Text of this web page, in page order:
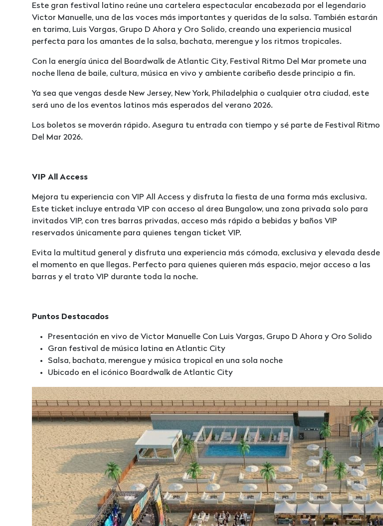
Este gran festival latino reúne una cartelera espectacular encabezada por el legendario
Victor Manuelle, una de las voces más importantes y queridas de la salsa. También estarán
en tarima, Luis Vargas, Grupo D Ahora y Oro Solido, creando una experiencia musical
perfecta para los amantes de la salsa, bachata, merengue y los ritmos tropicales.
Con la energía única del Boardwalk de Atlantic City, Festival Ritmo Del Mar promete una
noche llena de baile, cultura, música en vivo y ambiente caribeño desde principio a fin.
Ya sea que vengas desde New Jersey, New York, Philadelphia o cualquier otra ciudad, este
será uno de los eventos latinos más esperados del verano 2026.
Los boletos se moverán rápido. Asegura tu entrada con tiempo y sé parte de Festival Ritmo
Del Mar 2026.
VIP All Access
Mejora tu experiencia con VIP All Access y disfruta la fiesta de una forma más exclusiva.
Este ticket incluye entrada VIP con acceso al área Bungalow, una zona privada solo para
invitados VIP, con tres barras privadas, acceso más rápido a bebidas y baños VIP
reservados únicamente para quienes tengan ticket VIP.
Evita la multitud general y disfruta una experiencia más cómoda, exclusiva y elevada desde
el momento en que llegas. Perfecto para quienes quieren más espacio, mejor acceso a las
barras y el trato VIP durante toda la noche.
Puntos Destacados
Presentación en vivo de Victor Manuelle Con Luis Vargas, Grupo D Ahora y Oro Solido
Gran festival de música latina en Atlantic City
Salsa, bachata, merengue y música tropical en una sola noche
Ubicado en el icónico Boardwalk de Atlantic City